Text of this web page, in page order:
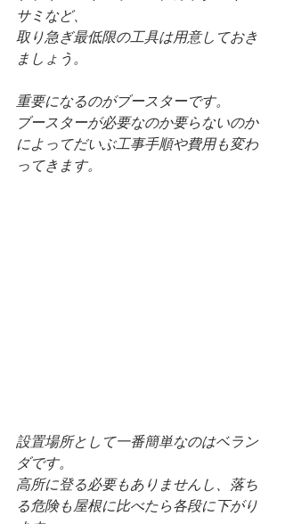
サミなど、
取り急ぎ最低限の工具は用意しておき
ましょう。
重要になるのがブースターです。
ブースターが必要なのか要らないのか
によってだいぶ工事手順や費用も変わ
ってきます。
設置場所として一番簡単なのはベラン
ダです。
高所に登る必要もありませんし、落ち
る危険も屋根に比べたら各段に下がり